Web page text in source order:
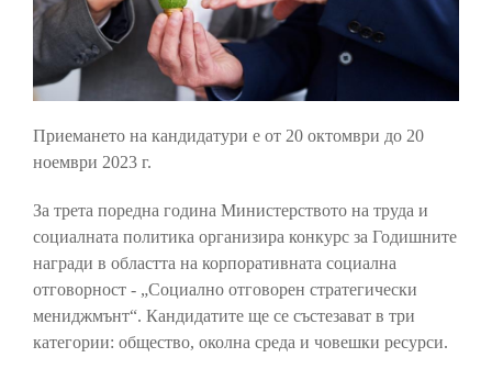
Приемането на кандидатури е от 20 октомври до 20
ноември 2023 г.
За трета поредна година Министерството на труда и
социалната политика организира конкурс за Годишните
награди в областта на корпоративната социална
отговорност - „Социално отговорен стратегически
мениджмънт“. Кандидатите ще се състезават в три
категории: общество, околна среда и човешки ресурси.